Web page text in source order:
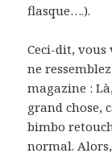
flasque….).
Ceci-dit,
ne
magazine :
grand chose,
bimbo
normal.